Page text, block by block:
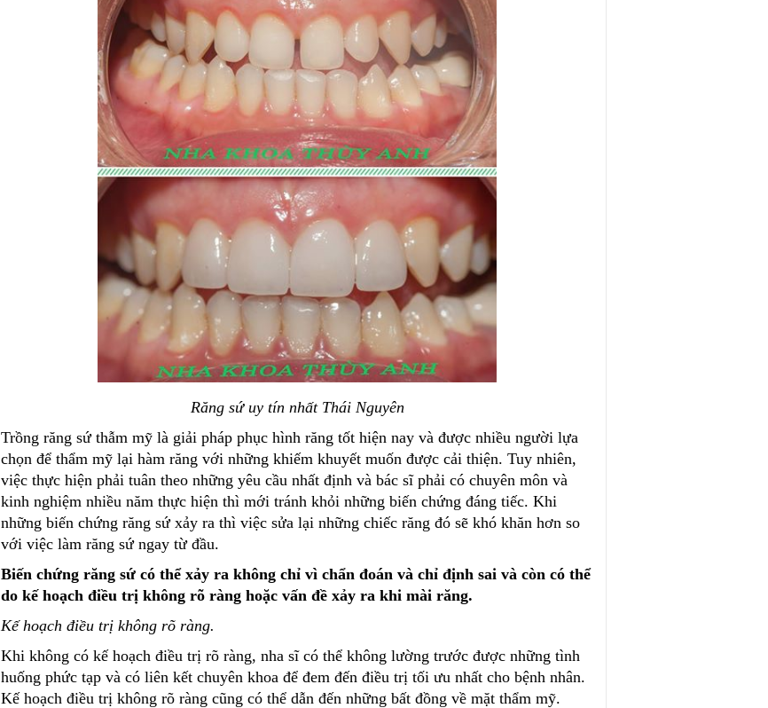
Răng sứ uy tín nhất Thái Nguyên
Trồng răng sứ thẫm mỹ là giải pháp phục hình răng tốt hiện nay và được nhiều người lựa
chọn để thẩm mỹ lại hàm răng với những khiếm khuyết muốn được cải thiện. Tuy nhiên,
việc thực hiện phải tuân theo những yêu cầu nhất định và bác sĩ phải có chuyên môn và
kinh nghiệm nhiều năm thực hiện thì mới tránh khỏi những biến chứng đáng tiếc. Khi
những biến chứng răng sứ xảy ra thì việc sửa lại những chiếc răng đó sẽ khó khăn hơn so
với việc làm răng sứ ngay từ đầu.
Biến chứng răng sứ có thể xảy ra không chỉ vì chẩn đoán và chỉ định sai và còn có thể
do kế hoạch điều trị không rõ ràng hoặc vấn đề xảy ra khi mài răng.
Kế hoạch điều trị không rõ ràng.
Khi không có kế hoạch điều trị rõ ràng, nha sĩ có thể không lường trước được những tình
huống phức tạp và có liên kết chuyên khoa để đem đến điều trị tối ưu nhất cho bệnh nhân.
Kế hoạch điều trị không rõ ràng cũng có thể dẫn đến những bất đồng về mặt thẩm mỹ.